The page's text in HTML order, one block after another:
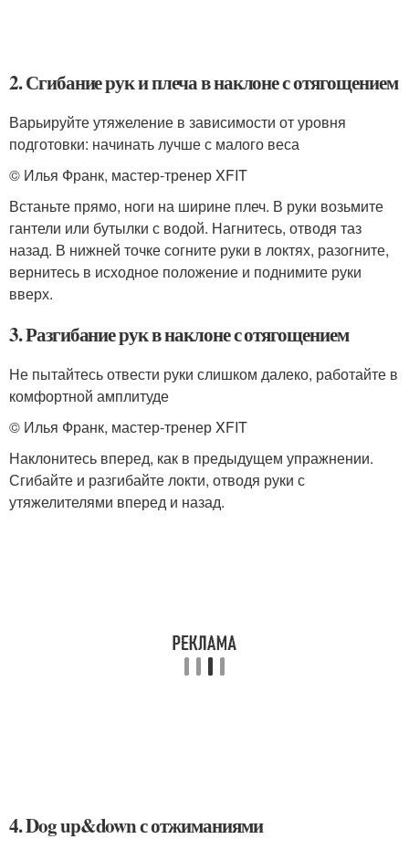
2. Сгибание рук и плеча в наклоне с отягощением
Варьируйте утяжеление в зависимости от уровня
подготовки: начинать лучше с малого веса
© Илья Франк, мастер-тренер XFIT
Встаньте прямо, ноги на ширине плеч. В руки возьмите
гантели или бутылки с водой. Нагнитесь, отводя таз
назад. В нижней точке согните руки в локтях, разогните,
вернитесь в исходное положение и поднимите руки
вверх.
3. Разгибание рук в наклоне с отягощением
Не пытайтесь отвести руки слишком далеко, работайте в
комфортной амплитуде
© Илья Франк, мастер-тренер XFIT
Наклонитесь вперед, как в предыдущем упражнении.
Сгибайте и разгибайте локти, отводя руки с
утяжелителями вперед и назад.
4. Dog up&down с отжиманиями